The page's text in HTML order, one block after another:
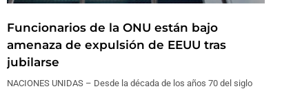
Funcionarios de la ONU están bajo
amenaza de expulsión de EEUU tras
jubilarse
NACIONES UNIDAS – Desde la década de los años 70 del siglo